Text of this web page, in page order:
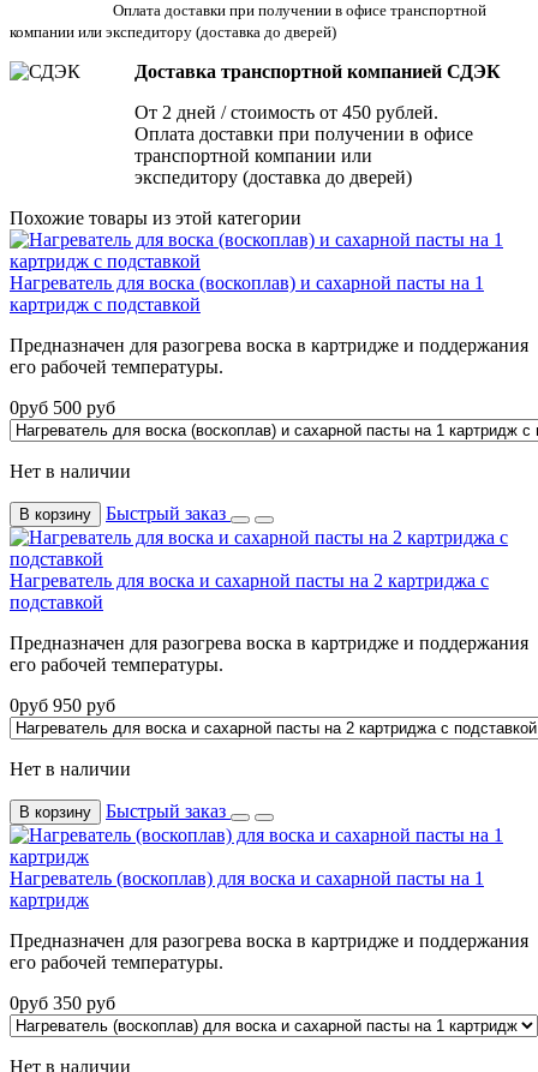
Оплата доставки при получении в офисе транспортной
компании или экспедитору (доставка до дверей)
Доставка транспортной компанией СДЭК
От 2 дней / стоимость от 450 рублей.
Оплата доставки при получении в офисе
транспортной компании или
экспедитору (доставка до дверей)
Похожие товары из этой категории
Нагреватель для воска (воскоплав) и сахарной пасты на 1
картридж с подставкой
Предназначен для разогрева воска в картридже и поддержания
его рабочей температуры.
0руб 500 руб
Нет в наличии
В корзину Быстрый заказ
Нагреватель для воска и сахарной пасты на 2 картриджа с
подставкой
Предназначен для разогрева воска в картридже и поддержания
его рабочей температуры.
0руб 950 руб
Нет в наличии
В корзину Быстрый заказ
Нагреватель (воскоплав) для воска и сахарной пасты на 1
картридж
Предназначен для разогрева воска в картридже и поддержания
его рабочей температуры.
0руб 350 руб
Нет в наличии